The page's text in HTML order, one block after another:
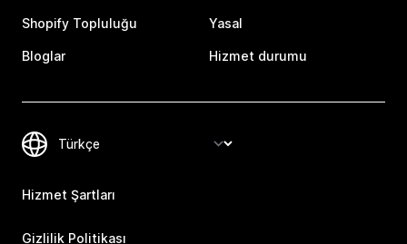
Shopify Topluluğu
Bloglar
Yasal
Hizmet durumu
Hizmet Şartları
Gizlilik Politikası